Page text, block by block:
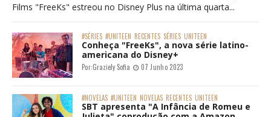
Films "FreeKs" estreou no Disney Plus na última quarta...
#SÉRIES #UNITEEN RECENTES SÉRIES UNITEEN
Conheça "FreeKs", a nova série latino-
americana do Disney+
Por:Graziely Sofia 07 Junho 2023
#NOVELAS #UNITEEN NOVELAS RECENTES UNITEEN
SBT apresenta "A Infância de Romeu e